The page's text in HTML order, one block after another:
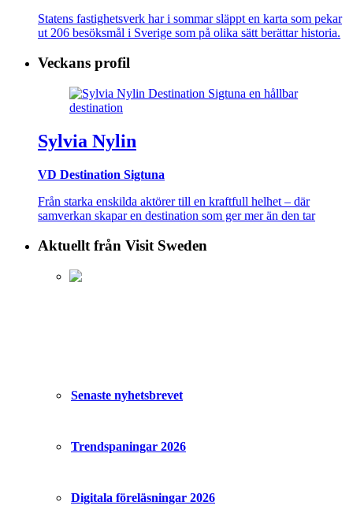
Statens fastighetsverk har i sommar släppt en karta som pekar
ut 206 besöksmål i Sverige som på olika sätt berättar historia.
Veckans profil
Sylvia Nylin
VD Destination Sigtuna
Från starka enskilda aktörer till en kraftfull helhet – där
samverkan skapar en destination som ger mer än den tar
Aktuellt från Visit Sweden
Senaste nyhetsbrevet
Trendspaningar 2026
Digitala föreläsningar 2026